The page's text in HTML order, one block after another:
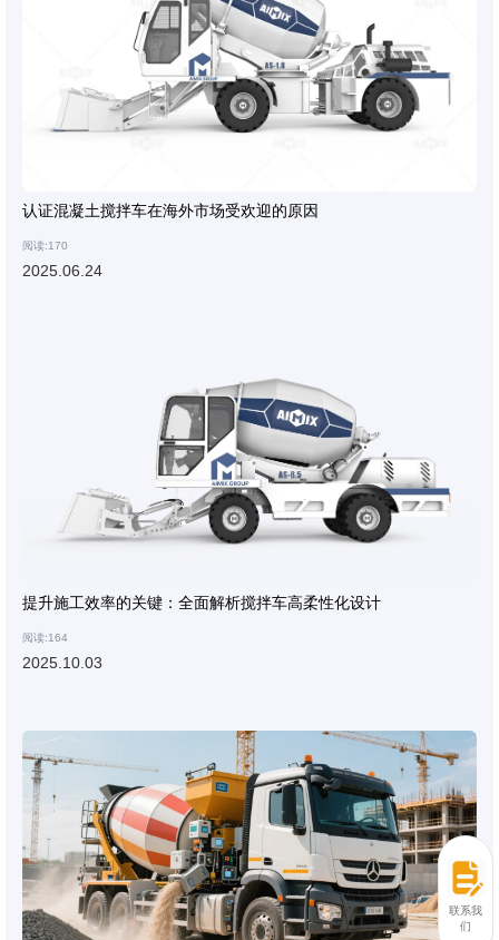
认证混凝土搅拌车在海外市场受欢迎的原因
阅读:170
2025.06.24
提升施工效率的关键：全面解析搅拌车高柔性化设计
阅读:164
2025.10.03
联系我
们